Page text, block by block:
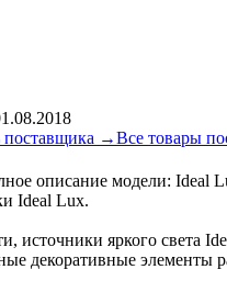
→Все товары
описание модели: Ideal
Ideal Lux.
источники яркого света
декоративные элементы